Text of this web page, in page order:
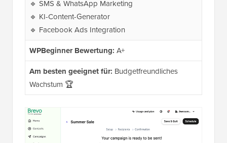
🔹 SMS & WhatsApp Marketing
🔹 KI-Content-Generator
🔹 Facebook Ads Integration
WPBeginner Bewertung: A+
Am besten geeignet für: Budgetfreundliches
Wachstum 🏆